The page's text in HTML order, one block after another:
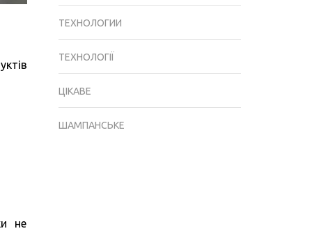
не
ТЕХНОЛОГИИ
ТЕХНОЛОГІЇ
ЦІКАВЕ
ШАМПАНСЬКЕ